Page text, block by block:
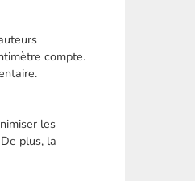
compte.
les
plus, la